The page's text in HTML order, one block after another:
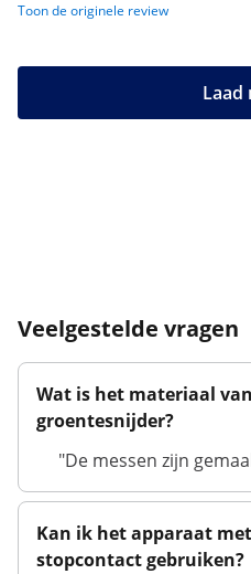
Toon de originele review
Laad
Veelgestelde vragen
Wat is het materiaal
groentesnijder?
"De messen zijn
Kan ik het apparaat
stopcontact gebruiken?